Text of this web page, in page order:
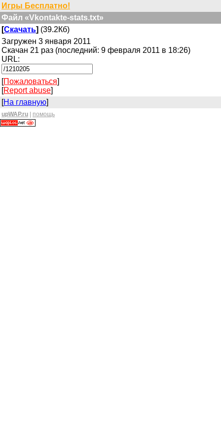
Игры Бесплатно!
Файл «Vkontakte-stats.txt»
[Скачать] (39.2Кб)
Загружен 3 января 2011
Скачан 21 раз (последний: 9 февраля 2011 в 18:26)
URL:
[Пожаловаться]
[Report abuse]
[На главную]
upWAP.ru помощь